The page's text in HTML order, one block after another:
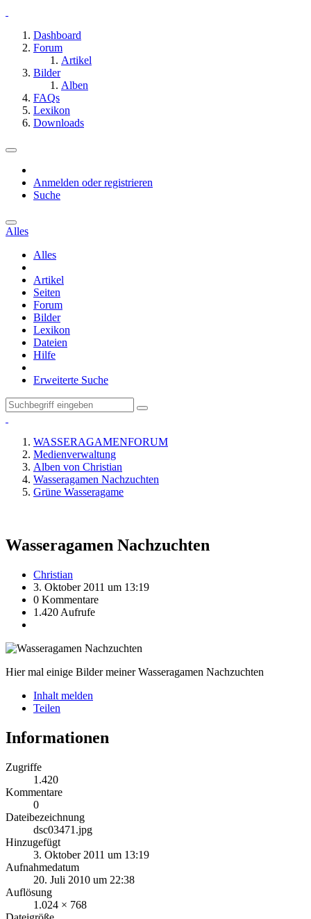
Dashboard
Forum
Artikel
Bilder
Alben
FAQs
Lexikon
Downloads
Anmelden oder registrieren
Suche
Alles
Alles
Artikel
Seiten
Forum
Bilder
Lexikon
Dateien
Hilfe
Erweiterte Suche
WASSERAGAMENFORUM
Medienverwaltung
Alben von Christian
Wasseragamen Nachzuchten
Grüne Wasseragame
Wasseragamen Nachzuchten
Christian
3. Oktober 2011 um 13:19
0 Kommentare
1.420 Aufrufe
Hier mal einige Bilder meiner Wasseragamen Nachzuchten
Inhalt melden
Teilen
Informationen
Zugriffe
1.420
Kommentare
0
Dateibezeichnung
dsc03471.jpg
Hinzugefügt
3. Oktober 2011 um 13:19
Aufnahmedatum
20. Juli 2010 um 22:38
Auflösung
1.024 × 768